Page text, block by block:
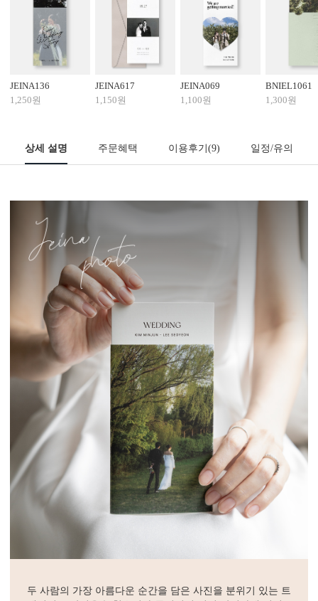
JEINA136
1,250원
JEINA617
1,150원
JEINA069
1,100원
BNIEL1061
1,300원
상세 설명 주문혜택 이용후기(9) 일정/유의
두 사람의 가장 아름다운 순간을 담은 사진을 분위기 있는 트